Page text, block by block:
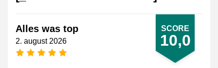
SCORE
10,0
Alles was top
2. august 2026
[_General:NumberOfStarsPluralFormat]